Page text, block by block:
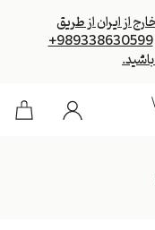
از ایران از طریق
+989338630599